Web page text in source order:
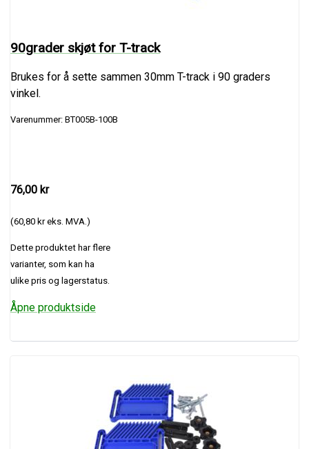
90grader skjøt for T-track
Brukes for å sette sammen 30mm T-track i 90 graders
vinkel.
Varenummer: BT005B-100B
76,00 kr
(60,80 kr eks. MVA.)
Dette produktet har flere
varianter, som kan ha
ulike pris og lagerstatus.
Åpne produktside